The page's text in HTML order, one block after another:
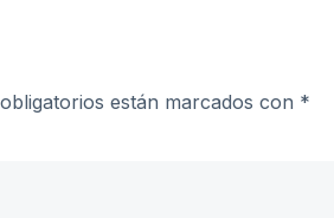
están marcados con *